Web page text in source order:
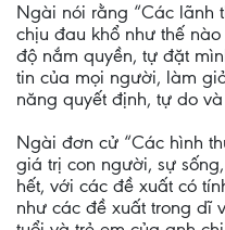
Ngài nói rằng “Các lãnh
chịu đau khổ như thế
độ nắm quyền, tự đặt
tin của mọi người, làm
năng quyết định, tự do
Ngài đơn cử “Các hình
giá trị con người, sự
hết, với các đề xuất có
như các đề xuất trong dĩ